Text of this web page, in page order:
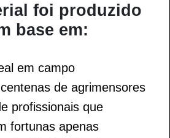
foi produzido
base em:
em campo
de agrimensores
profissionais que
fortunas apenas